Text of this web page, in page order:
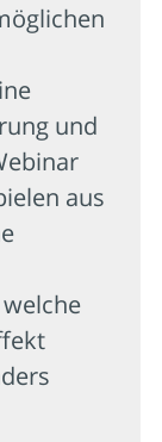
und
aus